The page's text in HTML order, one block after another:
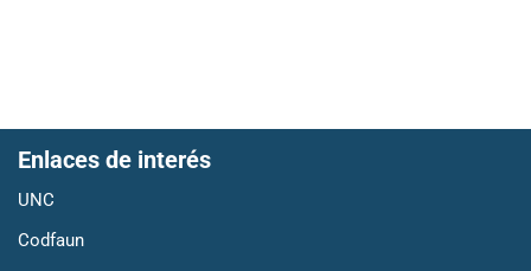
Enlaces de interés
UNC
Codfaun